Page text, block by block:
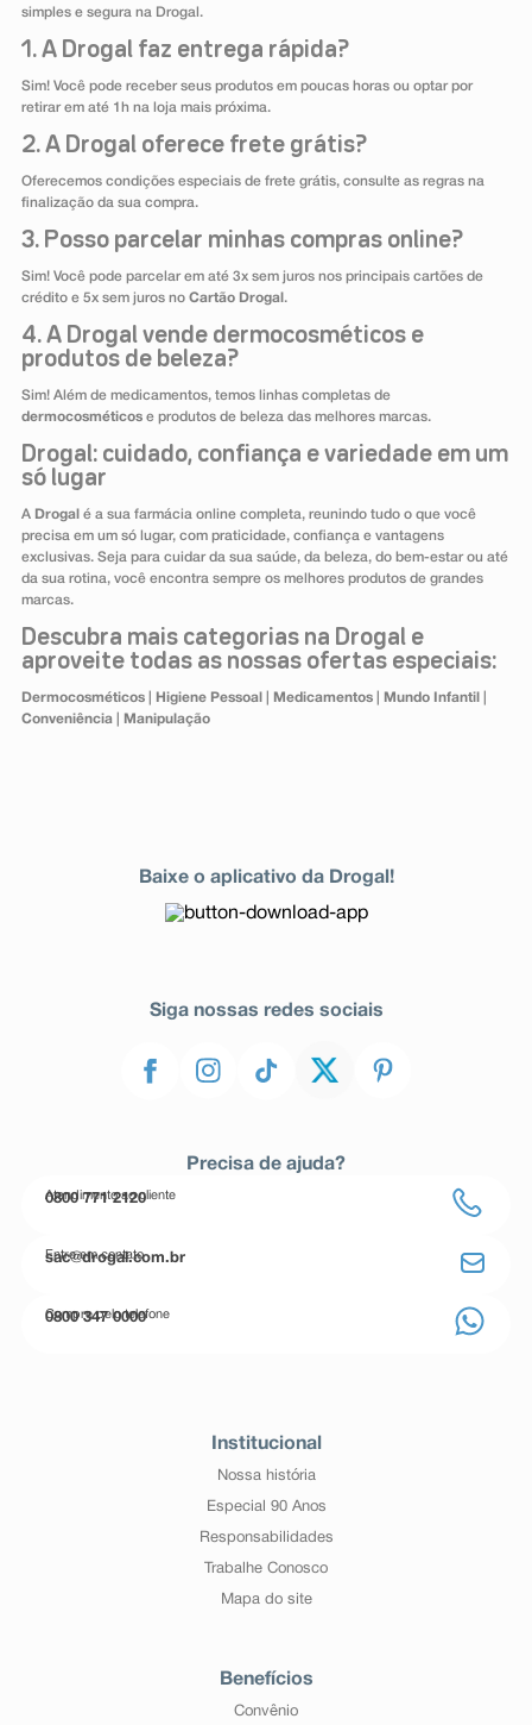
simples e segura na Drogal.
1. A Drogal faz entrega rápida?
Sim! Você pode receber seus produtos em poucas horas ou optar por
retirar em até 1h na loja mais próxima.
2. A Drogal oferece frete grátis?
Oferecemos condições especiais de frete grátis, consulte as regras na
finalização da sua compra.
3. Posso parcelar minhas compras online?
Sim! Você pode parcelar em até 3x sem juros nos principais cartões de
crédito e 5x sem juros no Cartão Drogal .
4. A Drogal vende dermocosméticos e
produtos de beleza?
Sim! Além de medicamentos, temos linhas completas de
dermocosméticose produtos de beleza das melhores marcas.
Drogal: cuidado, confiança e variedade em um
só lugar
A Drogal é a sua farmácia online completa, reunindo tudo o que você
precisa em um só lugar, com praticidade, confiança e vantagens
exclusivas. Seja para cuidar da sua saúde, da beleza, do bem-estar ou até
da sua rotina, você encontra sempre os melhores produtos de grandes
marcas.
Descubra mais categorias na Drogal e
aproveite todas as nossas ofertas especiais:
Dermocosméticos| Higiene Pessoal Medicamentos| Mundo Infantil
Conveniência| Manipulação
Baixe o aplicativo da Drogal!
Siga nossas redes sociais
Precisa de ajuda?
Atendimento ao cliente
0800 771 2120
Entre em contato
sac@drogal.com.br
Compre pelo telefone
0800 347 0000
Institucional
Nossa história
Especial 90 Anos
Responsabilidades
Trabalhe Conosco
Mapa do site
Benefícios
Convênio